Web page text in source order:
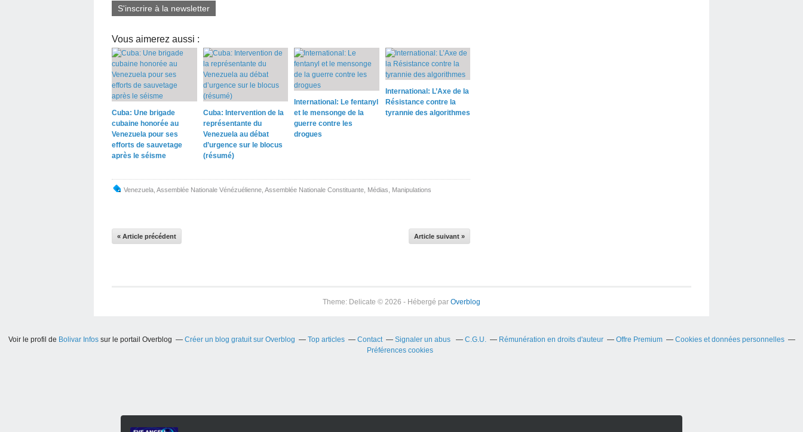
S'inscrire à la newsletter
Vous aimerez aussi :
Cuba: Une brigade
cubaine honorée au
Venezuela pour ses
efforts de sauvetage
après le séisme
Cuba: Intervention de la
représentante du
Venezuela au débat
d’urgence sur le blocus
(résumé)
International: Le fentanyl
et le mensonge de la
guerre contre les
drogues
International: L’Axe de la
Résistance contre la
tyrannie des algorithmes
Venezuela Assemblée Nationale Vénézuélienne Assemblée Nationale Constituante Médias Manipulations
« Article précédent Article suivant »
Theme: Delicate © 2026 - Hébergé par Overblog
Voir le profil de Bolivar Infossur le portail Overblog Créer un blog gratuit sur Overblog Top articles Contact Signaler un abus C.G.U. Rémunération en droits d'auteur Offre Premium
Cookies et données personnelles
Préférences cookies